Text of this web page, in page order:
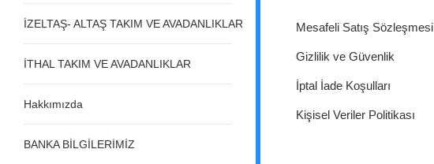
İZELTAŞ- ALTAŞ TAKIM VE AVADANLIKLAR
İTHAL TAKIM VE AVADANLIKLAR
Hakkımızda
BANKA BİLGİLERİMİZ
Mesafeli Satış Sözleşmesi
Gizlilik ve Güvenlik
İptal İade Koşulları
Kişisel Veriler Politikası